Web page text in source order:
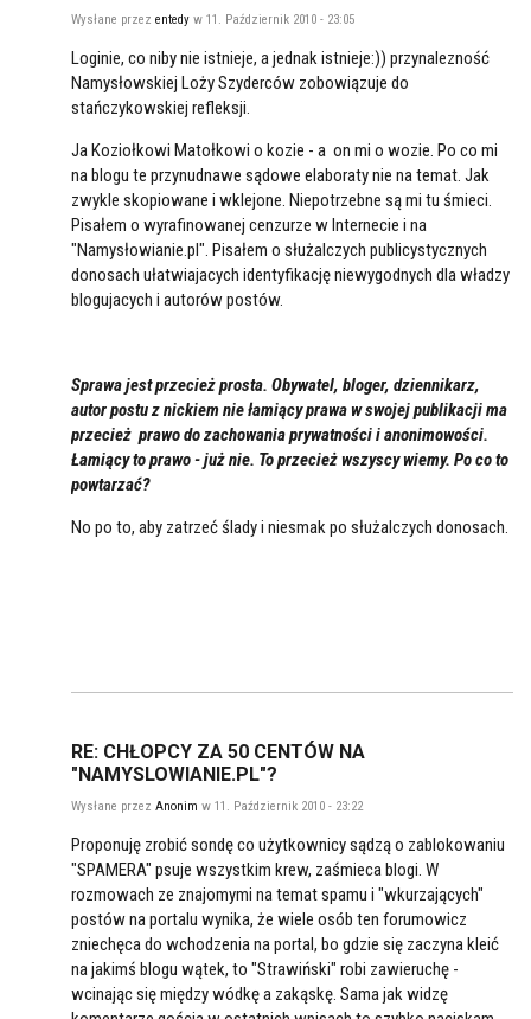
Wysłane przez entedy w 11. Październik 2010 - 23:05
Loginie, co niby nie istnieje, a jednak istnieje:)) przynalezność
Namysłowskiej Loży Szyderców zobowiązuje do
stańczykowskiej refleksji.
Ja Koziołkowi Matołkowi o kozie - a on mi o wozie. Po co mi
na blogu te przynudnawe sądowe elaboraty nie na temat. Jak
zwykle skopiowane i wklejone. Niepotrzebne są mi tu śmieci.
Pisałem o wyrafinowanej cenzurze w Internecie i na
"Namysłowianie.pl". Pisałem o służalczych publicystycznych
donosach ułatwiajacych identyfikację niewygodnych dla władzy
blogujacych i autorów postów.
Sprawa jest przecież prosta. Obywatel, bloger, dziennikarz,
autor postu z nickiem nie łamiący prawa w swojej publikacji ma
przecież prawo do zachowania prywatności i anonimowości.
Łamiący to prawo - już nie. To przecież wszyscy wiemy. Po co to
powtarzać?
No po to, aby zatrzeć ślady i niesmak po służalczych donosach.
RE: CHŁOPCY ZA 50 CENTÓW NA
"NAMYSLOWIANIE.PL"?
Wysłane przez Anonim w 11. Październik 2010 - 23:22
Proponuję zrobić sondę co użytkownicy sądzą o zablokowaniu
"SPAMERA" psuje wszystkim krew, zaśmieca blogi. W
rozmowach ze znajomymi na temat spamu i "wkurzających"
postów na portalu wynika, że wiele osób ten forumowicz
zniechęca do wchodzenia na portal, bo gdzie się zaczyna kleić
na jakimś blogu wątek, to "Strawiński" robi zawieruchę -
wcinając się między wódkę a zakąskę. Sama jak widzę